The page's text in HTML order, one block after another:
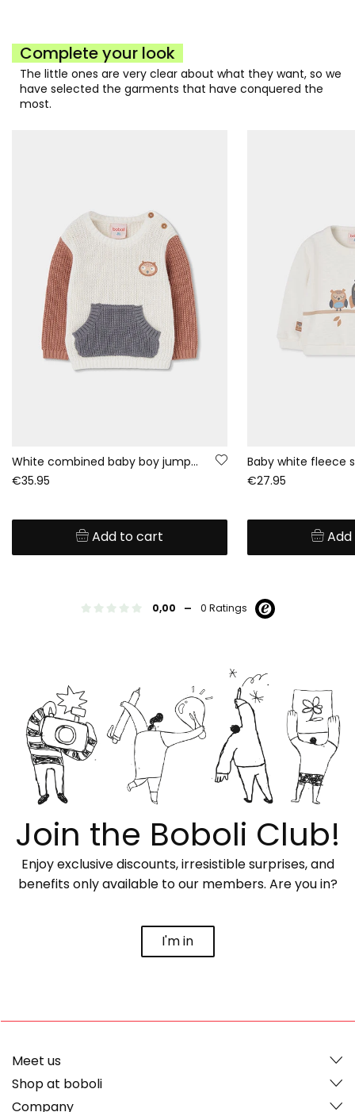
Complete your look
The little ones are very clear about what they want, so we
have selected the garments that have conquered the
most.
White combined baby boy jumper with pocket
€35.95
Add to cart
€27.95
0,00 - 0 Ratings
Join the Boboli Club!
Enjoy exclusive discounts, irresistible surprises, and
benefits only available to our members. Are you in?
I'm in
Meet us
Shop at boboli
Company